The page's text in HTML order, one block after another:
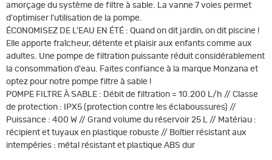
amorçage du système de filtre à sable. La vanne 7 voies permet
d'optimiser l'utilisation de la pompe.
ÉCONOMISEZ DE L'EAU EN ÉTÉ : Quand on dit jardin, on dit piscine !
Elle apporte fraîcheur, détente et plaisir aux enfants comme aux
adultes. Une pompe de filtration puissante réduit considérablement
la consommation d'eau. Faites confiance à la marque Monzana et
optez pour notre pompe filtre à sable !
POMPE FILTRE À SABLE : Débit de filtration = 10.200 L/h // Classe
de protection : IPX5 (protection contre les éclaboussures) //
Puissance : 400 W // Grand volume du réservoir 25 L // Matériau :
récipient et tuyaux en plastique robuste // Boîtier résistant aux
intempéries : métal résistant et plastique ABS dur